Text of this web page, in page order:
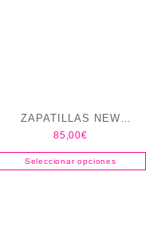
ZAPATILLAS NEW
BALANCE HOMBRE 680 V9
85,00€
Seleccionar opciones